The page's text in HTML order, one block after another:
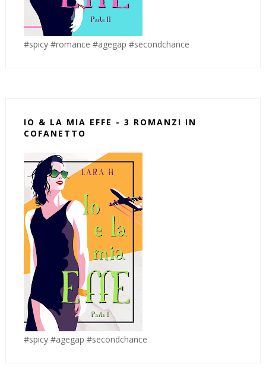
#spicy #romance #agegap #secondchance
IO & LA MIA EFFE - 3 ROMANZI IN
COFANETTO
#spicy #agegap #secondchance